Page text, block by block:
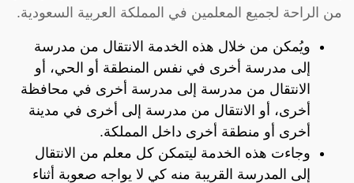
من الراحة لجميع المعلمين في المملكة العربية السعودية.
ويُمكن من خلال هذه الخدمة الانتقال من مدرسة
إلى مدرسة أخرى في نفس المنطقة أو الحي، أو
الانتقال من مدرسة إلى مدرسة أخرى في محافظة
أخرى، أو الانتقال من مدرسة إلى أخرى في مدينة
أخرى أو منطقة أخرى داخل المملكة.
وجاءت هذه الخدمة ليتمكن كل معلم من الانتقال
إلى المدرسة القريبة منه كي لا يواجه صعوبة أثناء